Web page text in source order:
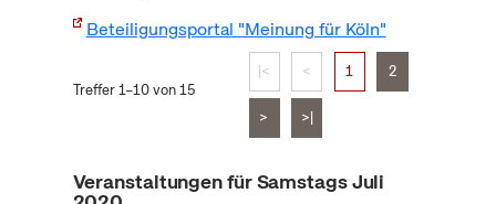
Beteiligungsportal "Meinung für Köln"
Treffer 1–10 von 15
|< < 1 2
> >|
Veranstaltungen für Samstags Juli